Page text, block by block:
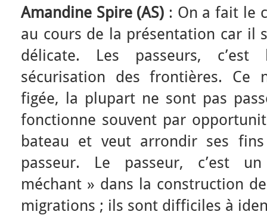
Amandine Spire (AS) : On a fait le
au cours de la présentation car il
délicate. Les passeurs,
sécurisation des frontières. Ce
figée, la plupart ne sont pas
fonctionne souvent par
bateau et veut arrondir ses
passeur. Le passeur, c’est
méchant » dans la construction
migrations ; ils sont difficiles à